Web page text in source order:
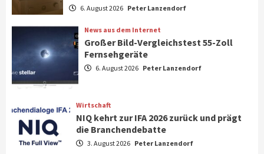
2
IFA 2026 Show Area Communication &
Connectivity
Aktuell Audio
Marantz erweitert sein Heimkino-
Portfolio mit der neue CINEMA Serie 2
News aus dem Internet
Großer Bild-Vergleichstest 55-Zoll
Fernsehgeräte
6. August 2026 Peter Lanzendorf
News aus dem Internet
Großer Bild-Vergleichstest 55-Zoll
Fernsehgeräte
6. August 2026 Peter Lanzendorf
Wirtschaft
NIQ kehrt zur IFA 2026 zurück und prägt
die Branchendebatte
3. August 2026 Peter Lanzendorf